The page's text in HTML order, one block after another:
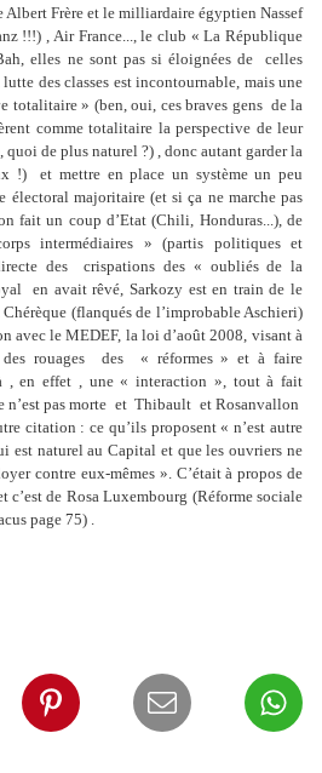
Frère et le milliardaire égyptien Nassef
!!!) , Air France..., le club « La République
elles ne sont pas si éloignées de celles
des classes est incontournable, mais une
totalitaire » (ben, oui, ces braves gens de la
comme totalitaire la perspective de leur
de plus naturel ?) , donc autant garder la
!) et mettre en place un système un peu
électoral majoritaire (et si ça ne marche pas
fait un coup d’Etat (Chili, Honduras...), de
intermédiaires » (partis politiques et
des crispations des « oubliés de la
en avait rêvé, Sarkozy est en train de le
(flanqués de l’improbable Aschieri)
avec le MEDEF, la loi d’août 2008, visant à
rouages des « réformes » et à faire
, en effet , une « interaction », tout à fait
n’est pas morte et Thibault et Rosanvallon
citation : ce qu’ils proposent « n’est autre
est naturel au Capital et que les ouvriers ne
contre eux-mêmes ». C’était à propos de
c’est de Rosa Luxembourg (Réforme sociale
page 75) .